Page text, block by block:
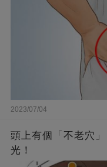
2023/07/04
頭上有個「不老穴
光！